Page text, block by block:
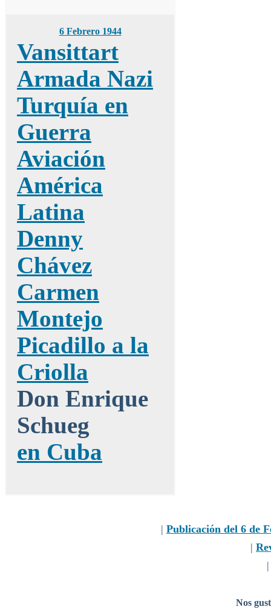
6 Febrero 1944
Vansittart
Armada Nazi
Turquía en
Guerra
Aviación
América
Latina
Denny
Chávez
Carmen
Montejo
Picadillo a la
Criolla
Don Enrique
Schueg
en Cuba
| Publicación del 6 de
|
Nos